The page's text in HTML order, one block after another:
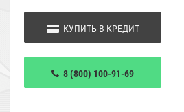
КУПИТЬ В КРЕДИТ
8 (800) 100-91-69